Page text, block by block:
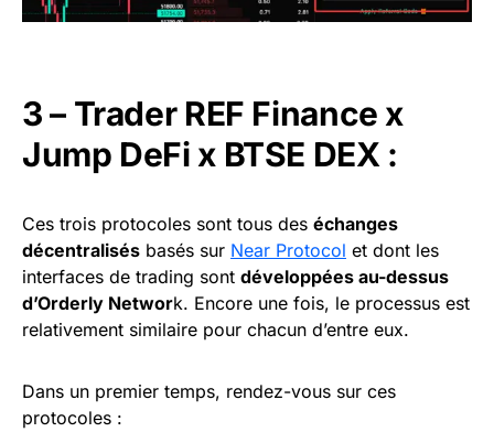
3 – Trader REF Finance x
Jump DeFi x BTSE DEX :
Ces trois protocoles sont tous des échanges
décentralisés basés sur Near Protocol et dont les
interfaces de trading sont développées au-dessus
d’Orderly Network. Encore une fois, le processus est
relativement similaire pour chacun d’entre eux.
Dans un premier temps, rendez-vous sur ces
protocoles :